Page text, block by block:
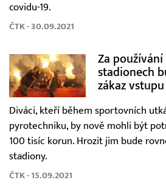
covidu-19.
ČTK - 30.09.2021
Za
stadionech
zákaz vstupu
Diváci, kteří během sportovních
pyrotechniku, by nově mohli být
100 tisíc korun. Hrozit jim bude
stadiony.
ČTK - 15.09.2021